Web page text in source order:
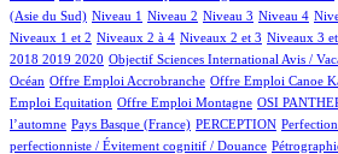
(Asie du Sud)
9/605 Niveau 1
9/605 Niveau 2
9/605 Niveau 3
53/605 Niveau 4
61/605
267/605
7/605
Niveaux 1 et 2
45/605 Niveaux 2 à 4
9/605 Niveaux 2 et 3
125/605 Niveaux 3
2/605
2/605
11/605
2018 2019 2020
1/605 Objectif Sciences International Avis /
6/605
84/605
Océan
1/605Offre Emploi Accrobranche
1/605 Offre Emploi Canoe
1/605
1/605
Emploi Equitation
1/605 Offre Emploi Montagne
47/605 OSI
45/605
46/605
l’automne
3/605 Pays Basque (France)
31/605 PERCEPTION
1/605
perfectionniste / Évitement cognitif / Douance
4/605
6/605
3/605
1/605